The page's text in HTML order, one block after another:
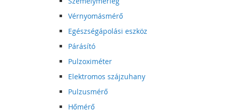
Vérnyomásmérő
Egészségápolási eszköz
Párásító
Pulzoximéter
Elektromos szájzuhany
Pulzusmérő
Hőmérő